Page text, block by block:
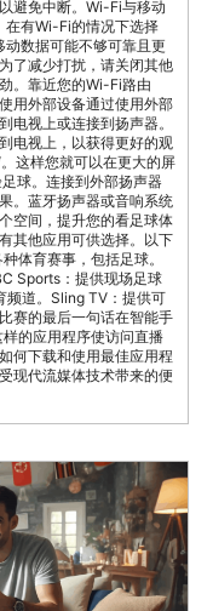
避免中断。Wi-Fi与移动
在有Wi-Fi的情况下选择
数据可能不够可靠且更
了减少打扰，请关闭其他
。靠近您的Wi-Fi路由
用外部设备通过使用外部
电视上或连接到扬声器。
电视上，以获得更好的观
这样您就可以在更大的屏
球。连接到外部扬声器
。蓝牙扬声器或音响系统
空间，提升您的看足球体
其他应用可供选择。以下
体育赛事，包括足球。
Sports：提供现场足球
频道。Sling TV：提供可
赛的最后一句话在智能手
的应用程序使访问直播
何下载和使用最佳应用程
现代流媒体技术带来的便